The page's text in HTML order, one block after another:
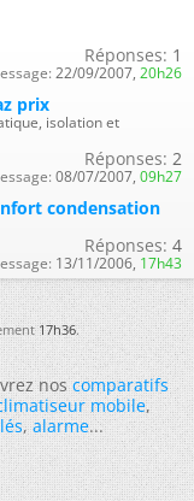
Réponses: 1
22/09/2007, 20h26
prix
isolation et
Réponses: 2
08/07/2007, 09h27
condensation
Réponses: 4
13/11/2006, 17h43
17h36.
noscomparatifs
mobile,
,alarme...